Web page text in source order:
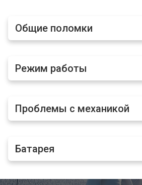
Общие поломки
Режим работы
Проблемы с механикой
Батарея